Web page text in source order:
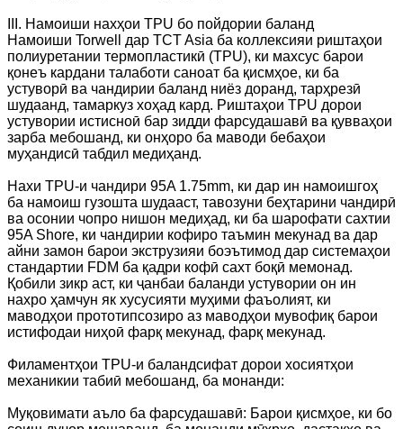
III. Намоиши нахҳои TPU бо пойдории баланд
Намоиши Torwell дар TCT Asia ба коллексияи риштаҳои
полиуретании термопластикӣ (TPU), ки махсус барои
қонеъ кардани талаботи саноат ба қисмҳое, ки ба
устуворӣ ва чандирии баланд ниёз доранд, тарҳрезӣ
шудаанд, тамаркуз хоҳад кард. Риштаҳои TPU дорои
устувории истисноӣ бар зидди фарсудашавӣ ва қувваҳои
зарба мебошанд, ки онҳоро ба маводи бебаҳои
муҳандисӣ табдил медиҳанд.
Нахи TPU-и чандири 95A 1.75mm, ки дар ин намоишгоҳ
ба намоиш гузошта шудааст, тавозуни беҳтарини чандирӣ
ва осонии чопро нишон медиҳад, ки ба шарофати сахтии
95A Shore, ки чандирии кофиро таъмин мекунад ва дар
айни замон барои экструзияи боэътимод дар системаҳои
стандартии FDM ба қадри кофӣ сахт боқӣ мемонад.
Қобили зикр аст, ки ҷанбаи баланди устувории он ин
нахро ҳамчун як хусусияти муҳими фаъолият, ки
маводҳои прототипсозиро аз маводҳои мувофиқ барои
истифодаи ниҳоӣ фарқ мекунад, фарқ мекунад.
Филаментҳои TPU-и баландсифат дорои хосиятҳои
механикии табиӣ мебошанд, ба монанди:
Муқовимати аъло ба фарсудашавӣ: Барои қисмҳое, ки бо